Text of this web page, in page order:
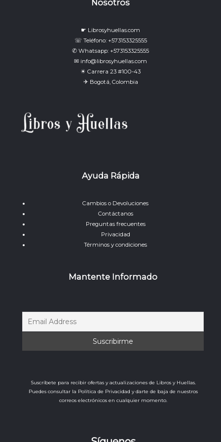
Nosotros
☛ Librosyhuellas.com
☏ Teléfono: +573153325555
✆ Whatsapp: +573153325555
✉ info@librosyhuellas.com
☀ Carrera 23 #100-43
✈ Bogotá, Colombia
Ayuda Rápida
Cambios o Devoluciones
Contáctanos
Preguntas frecuentes
Privacidad
Términos y condiciones
Mantente Informado
Suscríbete para recibir ofertas y actualizaciones de Libros y Huellas.
Puedes consultar la Política de Privacidad y darte de baja de nuestros
correos electrónicos en cualquier momento.